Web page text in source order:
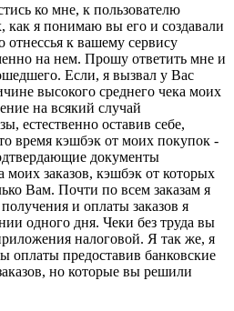
ко мне, к пользователю
как я понимаю вы его и создавали
отнессья к вашему сервису
на нем. Прошу ответить мне и
Если, я вызвал у Вас
высокого среднего чека моих
на всякий случай
естественно оставив себе,
время кэшбэк от моих покупок -
документы
моих заказов, кэшбэк от которых
Вам. Почти по всем заказам я
и оплаты заказов я
одного дня. Чеки без труда вы
налоговой. Я так же, я
оплаты предоставив банковские
но которые вы решили